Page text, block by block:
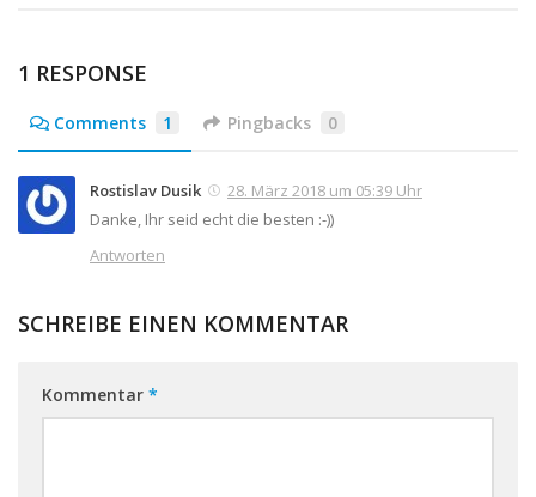
1 RESPONSE
Comments 1 Pingbacks 0
Rostislav Dusik
28. März 2018 um 05:39 Uhr
Danke, Ihr seid echt die besten :-))
Antworten
SCHREIBE EINEN KOMMENTAR
Kommentar *